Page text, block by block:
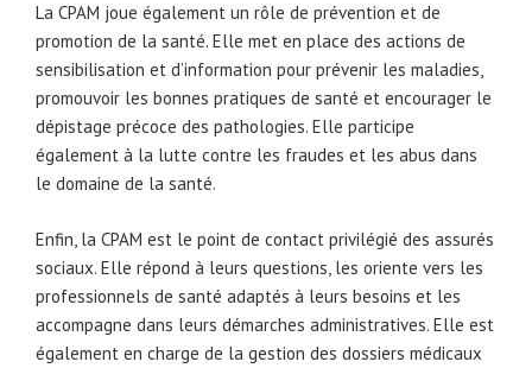
La CPAM joue également un rôle de prévention et de
promotion de la santé. Elle met en place des actions de
sensibilisation et d’information pour prévenir les maladies,
promouvoir les bonnes pratiques de santé et encourager le
dépistage précoce des pathologies. Elle participe
également à la lutte contre les fraudes et les abus dans
le domaine de la santé.
Enfin, la CPAM est le point de contact privilégié des assurés
sociaux. Elle répond à leurs questions, les oriente vers les
professionnels de santé adaptés à leurs besoins et les
accompagne dans leurs démarches administratives. Elle est
également en charge de la gestion des dossiers médicaux